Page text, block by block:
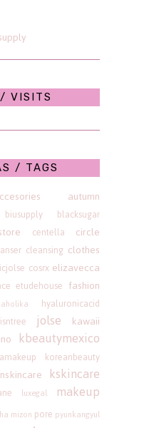
VISITS
/ TAGS
autumn
biusupply blacksugar
centella
circle
cleansing clothes
cosrx elizavecca
etudehouse fashion
hyaluronicacid
isntree jolse kawaii
kbeautymexico
koreanbeauty
kskincare
luxegal makeup
mizon pore pyunkangyul